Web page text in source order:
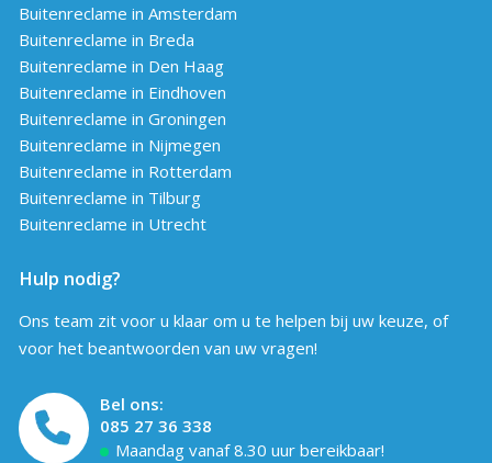
Buitenreclame in Amsterdam
Buitenreclame in Breda
Buitenreclame in Den Haag
Buitenreclame in Eindhoven
Buitenreclame in Groningen
Buitenreclame in Nijmegen
Buitenreclame in Rotterdam
Buitenreclame in Tilburg
Buitenreclame in Utrecht
Hulp nodig?
Ons team zit voor u klaar om u te helpen bij uw keuze, of
voor het beantwoorden van uw vragen!
Bel ons:
085 27 36 338
Maandag vanaf 8.30 uur bereikbaar!